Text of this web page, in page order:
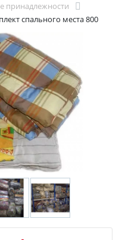
принадлежности
спального места 800